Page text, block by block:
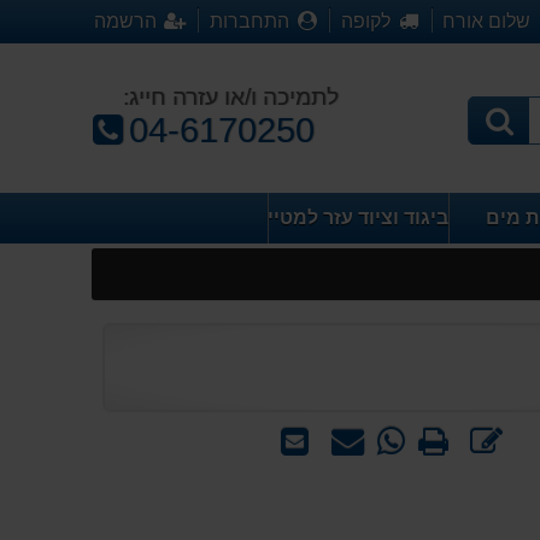
שלום אורח לקופה התחברות הרשמה
לתמיכה ו/או עזרה חייג:
טלפון:
04-6170250
מים ביגוד וציוד עזר למטייל
שלח
שאל WhatsApp
הדפס